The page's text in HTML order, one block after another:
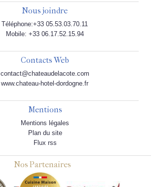
Nous joindre
Téléphone:+33 05.53.03.70.11
Mobile: +33 06.17.52.15.94
Contacts Web
contact@chateaudelacote.com
www.chateau-hotel-dordogne.fr
Mentions
Mentions légales
Plan du site
Flux rss
Nos Partenaires